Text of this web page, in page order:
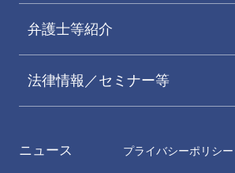
弁護士等紹介
法律情報／セミナー等
ニュース プライバシーポリシー